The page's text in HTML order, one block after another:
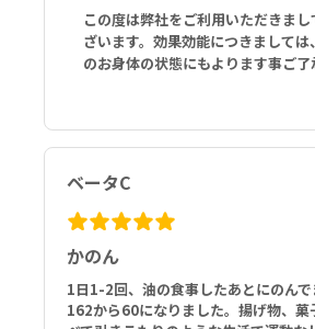
この度は弊社をご利用いただきま
ざいます。効果効能につきまして
のお身体の状態にもよります事ご了
ベータC
かのん
1日1-2回、油の食事したあとにのん
162から60になりました。揚げ物、